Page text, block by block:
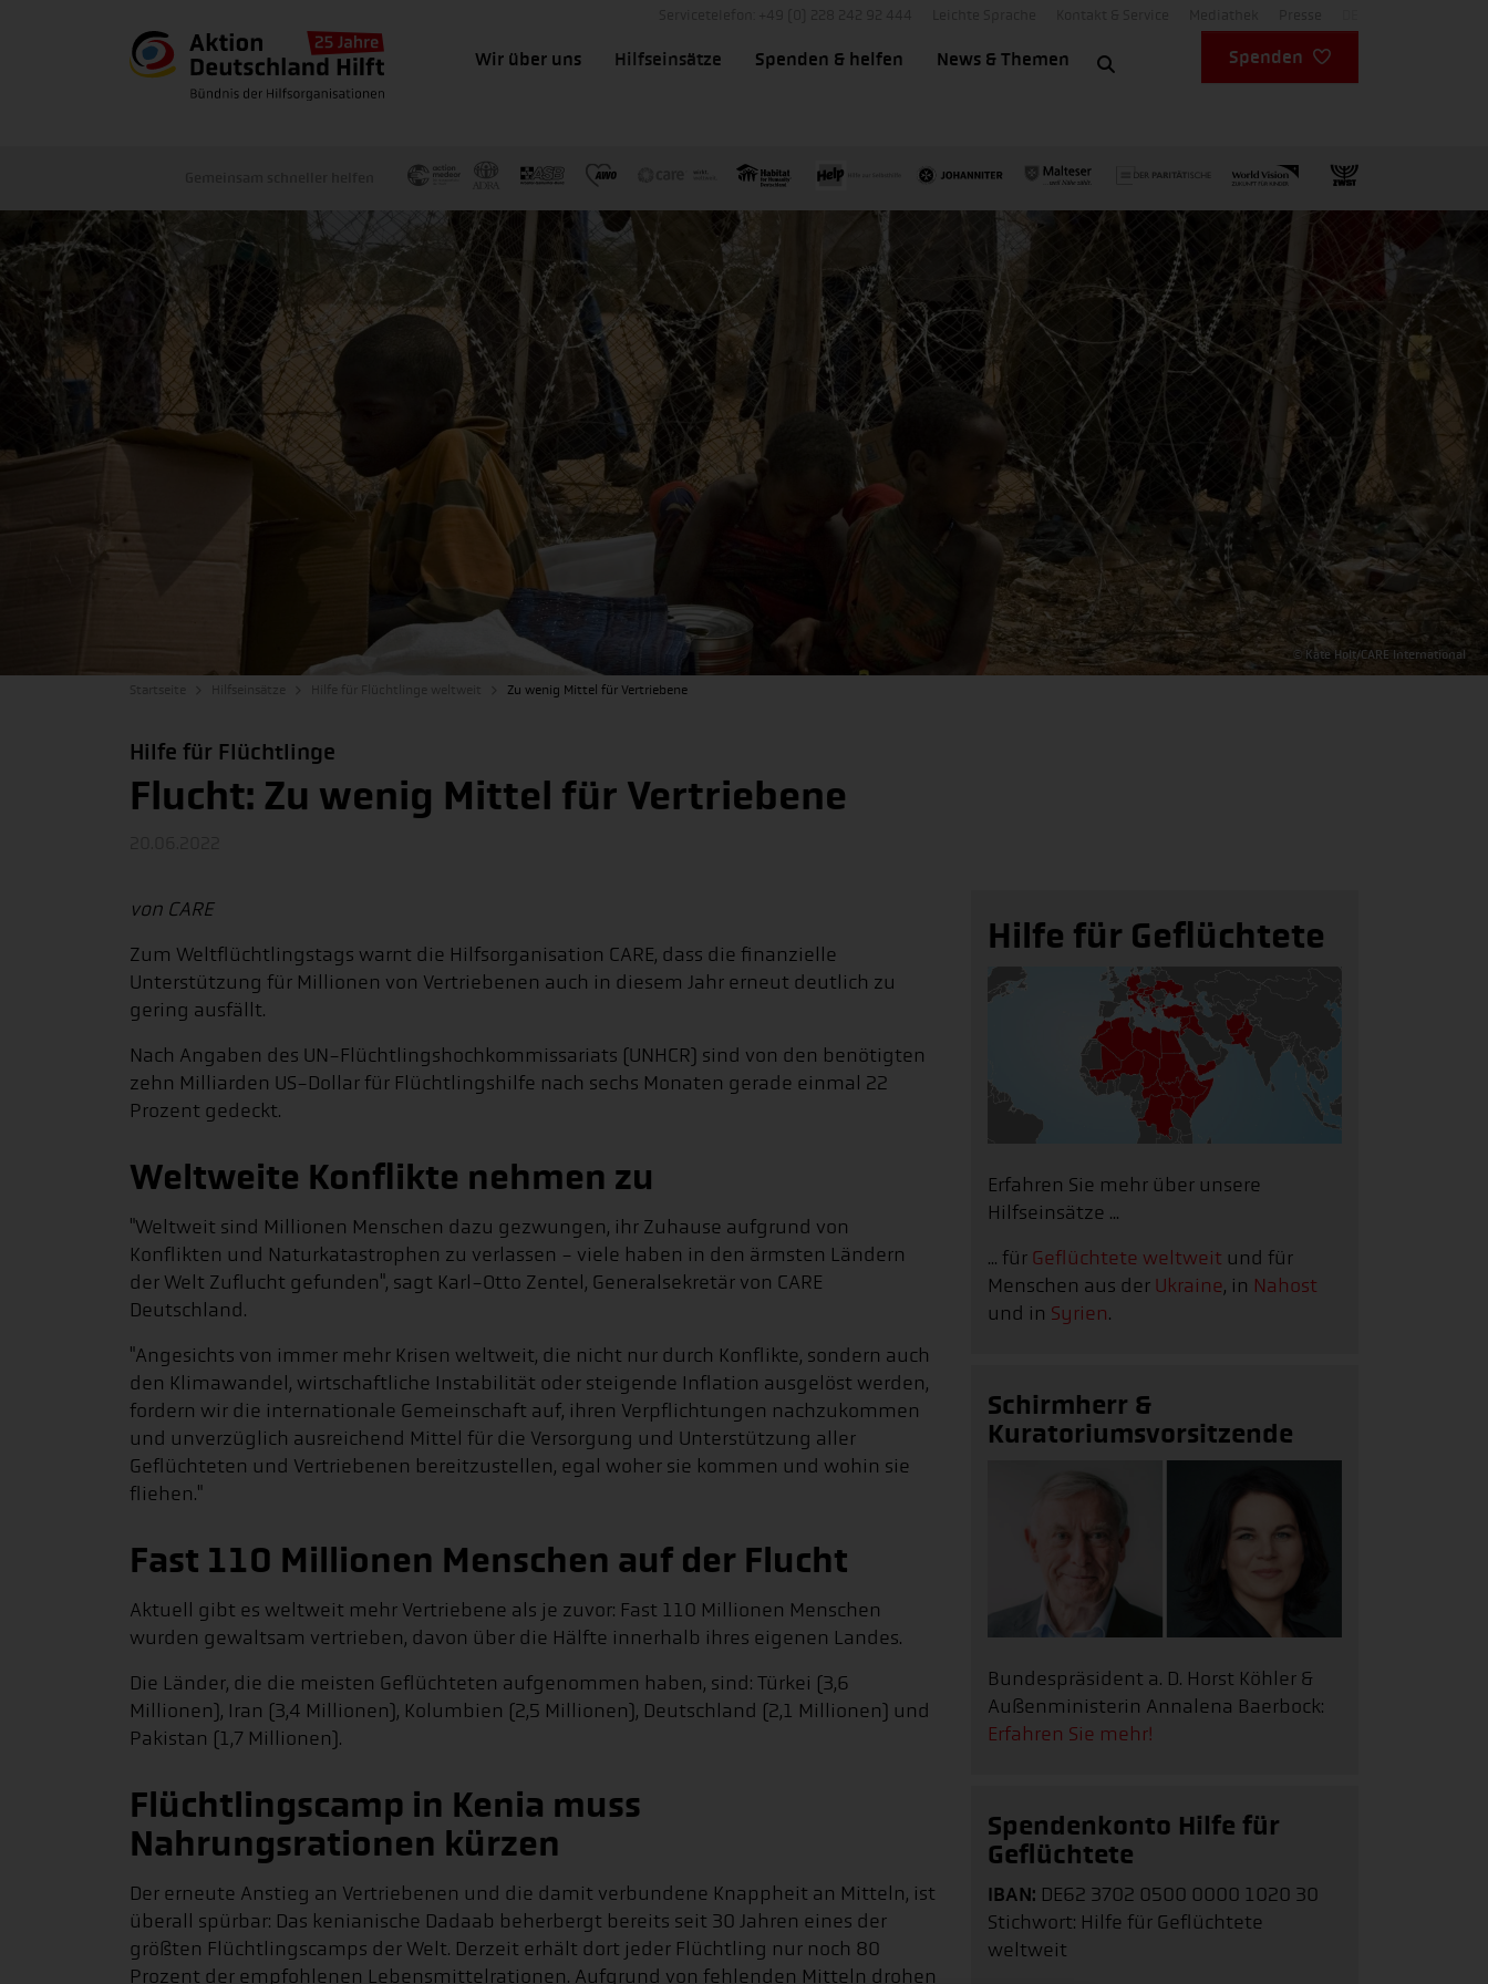
Wir über uns Hilfseinsätze Spenden & helfen News & Themen Spenden
© Kate Holt/CARE International
Zu wenig Mittel für Vertriebene
Hilfe für Flüchtlinge
Flucht: Zu wenig Mittel für Vertriebene
von CARE
Zum Weltflüchtlingstags warnt die Hilfsorganisation CARE, dass die finanzielle
Unterstützung für Millionen von Vertriebenen auch in diesem Jahr erneut deutlich zu
gering ausfällt.
Nach Angaben des UN-Flüchtlingshochkommissariats (UNHCR) sind von den benötigten
zehn Milliarden US-Dollar für Flüchtlingshilfe nach sechs Monaten gerade einmal 22
Prozent gedeckt.
Weltweite Konflikte nehmen zu
"Weltweit sind Millionen Menschen dazu gezwungen, ihr Zuhause aufgrund von
Konflikten und Naturkatastrophen zu verlassen - viele haben in den ärmsten Ländern
der Welt Zuflucht gefunden", sagt Karl-Otto Zentel, Generalsekretär von CARE
Deutschland.
"Angesichts von immer mehr Krisen weltweit, die nicht nur durch Konflikte, sondern auch
den Klimawandel, wirtschaftliche Instabilität oder steigende Inflation ausgelöst werden,
fordern wir die internationale Gemeinschaft auf, ihren Verpflichtungen nachzukommen
und unverzüglich ausreichend Mittel für die Versorgung und Unterstützung aller
Geflüchteten und Vertriebenen bereitzustellen, egal woher sie kommen und wohin sie
fliehen."
Fast 110 Millionen Menschen auf der Flucht
Aktuell gibt es weltweit mehr Vertriebene als je zuvor: Fast 110 Millionen Menschen
wurden gewaltsam vertrieben, davon über die Hälfte innerhalb ihres eigenen Landes.
Die Länder, die die meisten Geflüchteten aufgenommen haben, sind: Türkei (3,6
Millionen), Iran (3,4 Millionen), Kolumbien (2,5 Millionen), Deutschland (2,1 Millionen) und
Pakistan (1,7 Millionen).
Flüchtlingscamp in Kenia muss
Nahrungsrationen kürzen
Der erneute Anstieg an Vertriebenen und die damit verbundene Knappheit an Mitteln, ist
überall spürbar: Das kenianische Dadaab beherbergt bereits seit 30 Jahren eines der
größten Flüchtlingscamps der Welt. Derzeit erhält dort jeder Flüchtling nur noch 80
Prozent der empfohlenen Lebensmittelrationen. Aufgrund von fehlenden Mitteln drohen
Hilfe für Geflüchtete
Erfahren Sie mehr über unsere
Hilfseinsätze ...
... für Geflüchtete weltweit und für
Menschen aus der Ukraine, in Nahost
und in Syrien.
Schirmherr &
Kuratoriumsvorsitzende
Bundespräsident a. D. Horst Köhler &
Außenministerin Annalena Baerbock:
Erfahren Sie mehr!
Spendenkonto Hilfe für
Geflüchtete
IBAN: DE62 3702 0500 0000 1020 30
Stichwort: Hilfe für Geflüchtete
weltweit